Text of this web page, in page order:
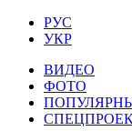
РУС
УКР
ВИДЕО
ФОТО